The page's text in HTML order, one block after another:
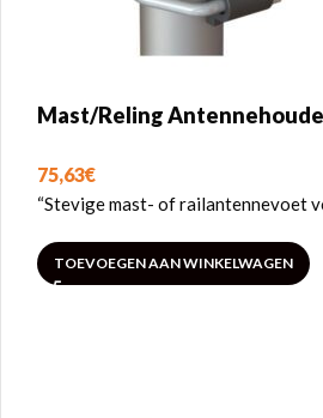
Mast/Reling
75,63€
“Stevige mast- of railantennevoet
TOEVOEGEN AAN WINKELWAGEN